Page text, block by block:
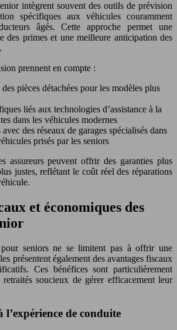
intègrent souvent des outils de prévision
spécifiques aux véhicules couramment
âgés. Cette approche permet une
des primes et une meilleure anticipation des
prennent en compte :
pièces détachées pour les modèles plus
liés aux technologies d’assistance à la
dans les véhicules modernes
des réseaux de garages spécialisés dans
prisés par les seniors
assureurs peuvent offrir des garanties plus
justes, reflétant le coût réel des réparations
et économiques des
pour seniors ne se limitent pas à offrir une
présentent également des avantages fiscaux
Ces bénéfices sont particulièrement
soucieux de gérer efficacement leur
l’expérience de conduite